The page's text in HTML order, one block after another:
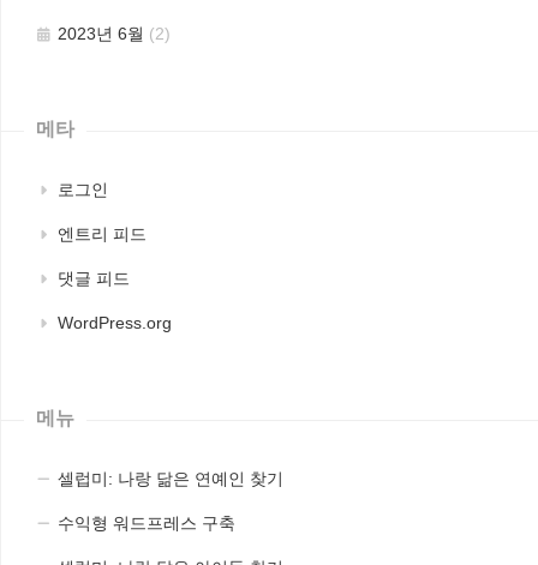
2023년 6월 (2)
메타
로그인
엔트리 피드
댓글 피드
WordPress.org
메뉴
셀럽미: 나랑 닮은 연예인 찾기
수익형 워드프레스 구축